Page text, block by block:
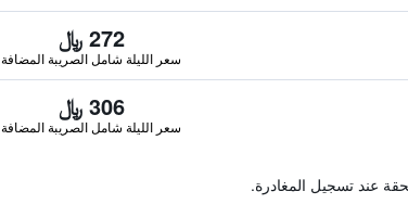
272 ﷼
سعر الليلة شامل الصريبة المضافة
306 ﷼
سعر الليلة شامل الصريبة المضافة
عند تسجيل المغادرة.